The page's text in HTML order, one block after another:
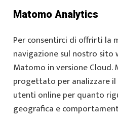
Matomo Analytics
Per consentirci di offrirti la
navigazione sul nostro
Matomo in versione
progettato per analizzare
utenti online per quanto
geografica e